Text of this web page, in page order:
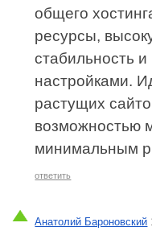
общего
ресурсы,
стабильность
настройками.
растущих
возможностью
минимальным
ответить
Анатолий Бароновский